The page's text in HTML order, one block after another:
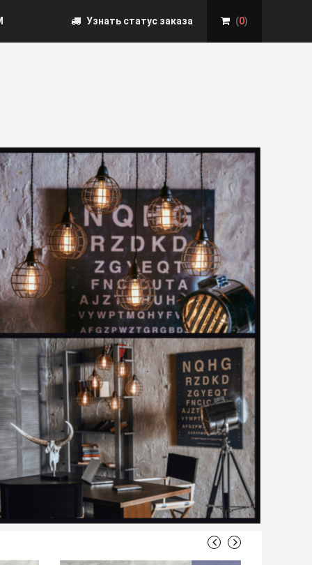
Узнать статус заказа (0)